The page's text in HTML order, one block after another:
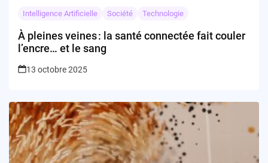
Intelligence Artificielle Société Technologie
À pleines veines : la santé connectée fait couler
l’encre… et le sang
13 octobre 2025